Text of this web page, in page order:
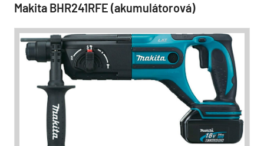
Makita BHR241RFE (akumulátorová)